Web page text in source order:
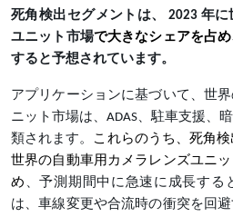
死角検出セグメントは、 2023 年
ユニット市場で大きなシェアを占め
すると予想されています。
アプリケーションに基づいて、世
ニット市場は、ADAS、駐車支援、
類されます。
これらのうち、死角
世界の自動車用カメラレンズユニ
め 、予測期間中に急速に成長する
は、車線変更や合流時の衝突を回